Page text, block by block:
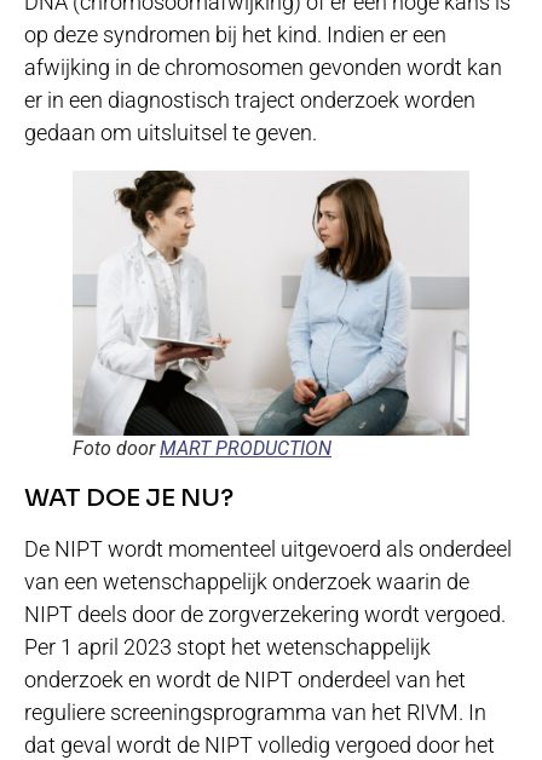
op deze syndromen bij het kind. Indien er een
afwijking in de chromosomen gevonden wordt kan
er in een diagnostisch traject onderzoek worden
gedaan om uitsluitsel te geven.
Foto doorMART PRODUCTION
WAT DOE JE NU?
De NIPT wordt momenteel uitgevoerd als onderdeel
van een wetenschappelijk onderzoek waarin de
NIPT deels door de zorgverzekering wordt vergoed.
Per 1 april 2023 stopt het wetenschappelijk
onderzoek en wordt de NIPT onderdeel van het
reguliere screeningsprogramma van het RIVM. In
dat geval wordt de NIPT volledig vergoed door het